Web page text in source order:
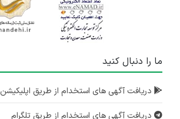
ما را دنبال کنید
دریافت آگهی های استخدام از طریق اپلیکیشن
دریافت آگهی های استخدام از طریق تلگرام